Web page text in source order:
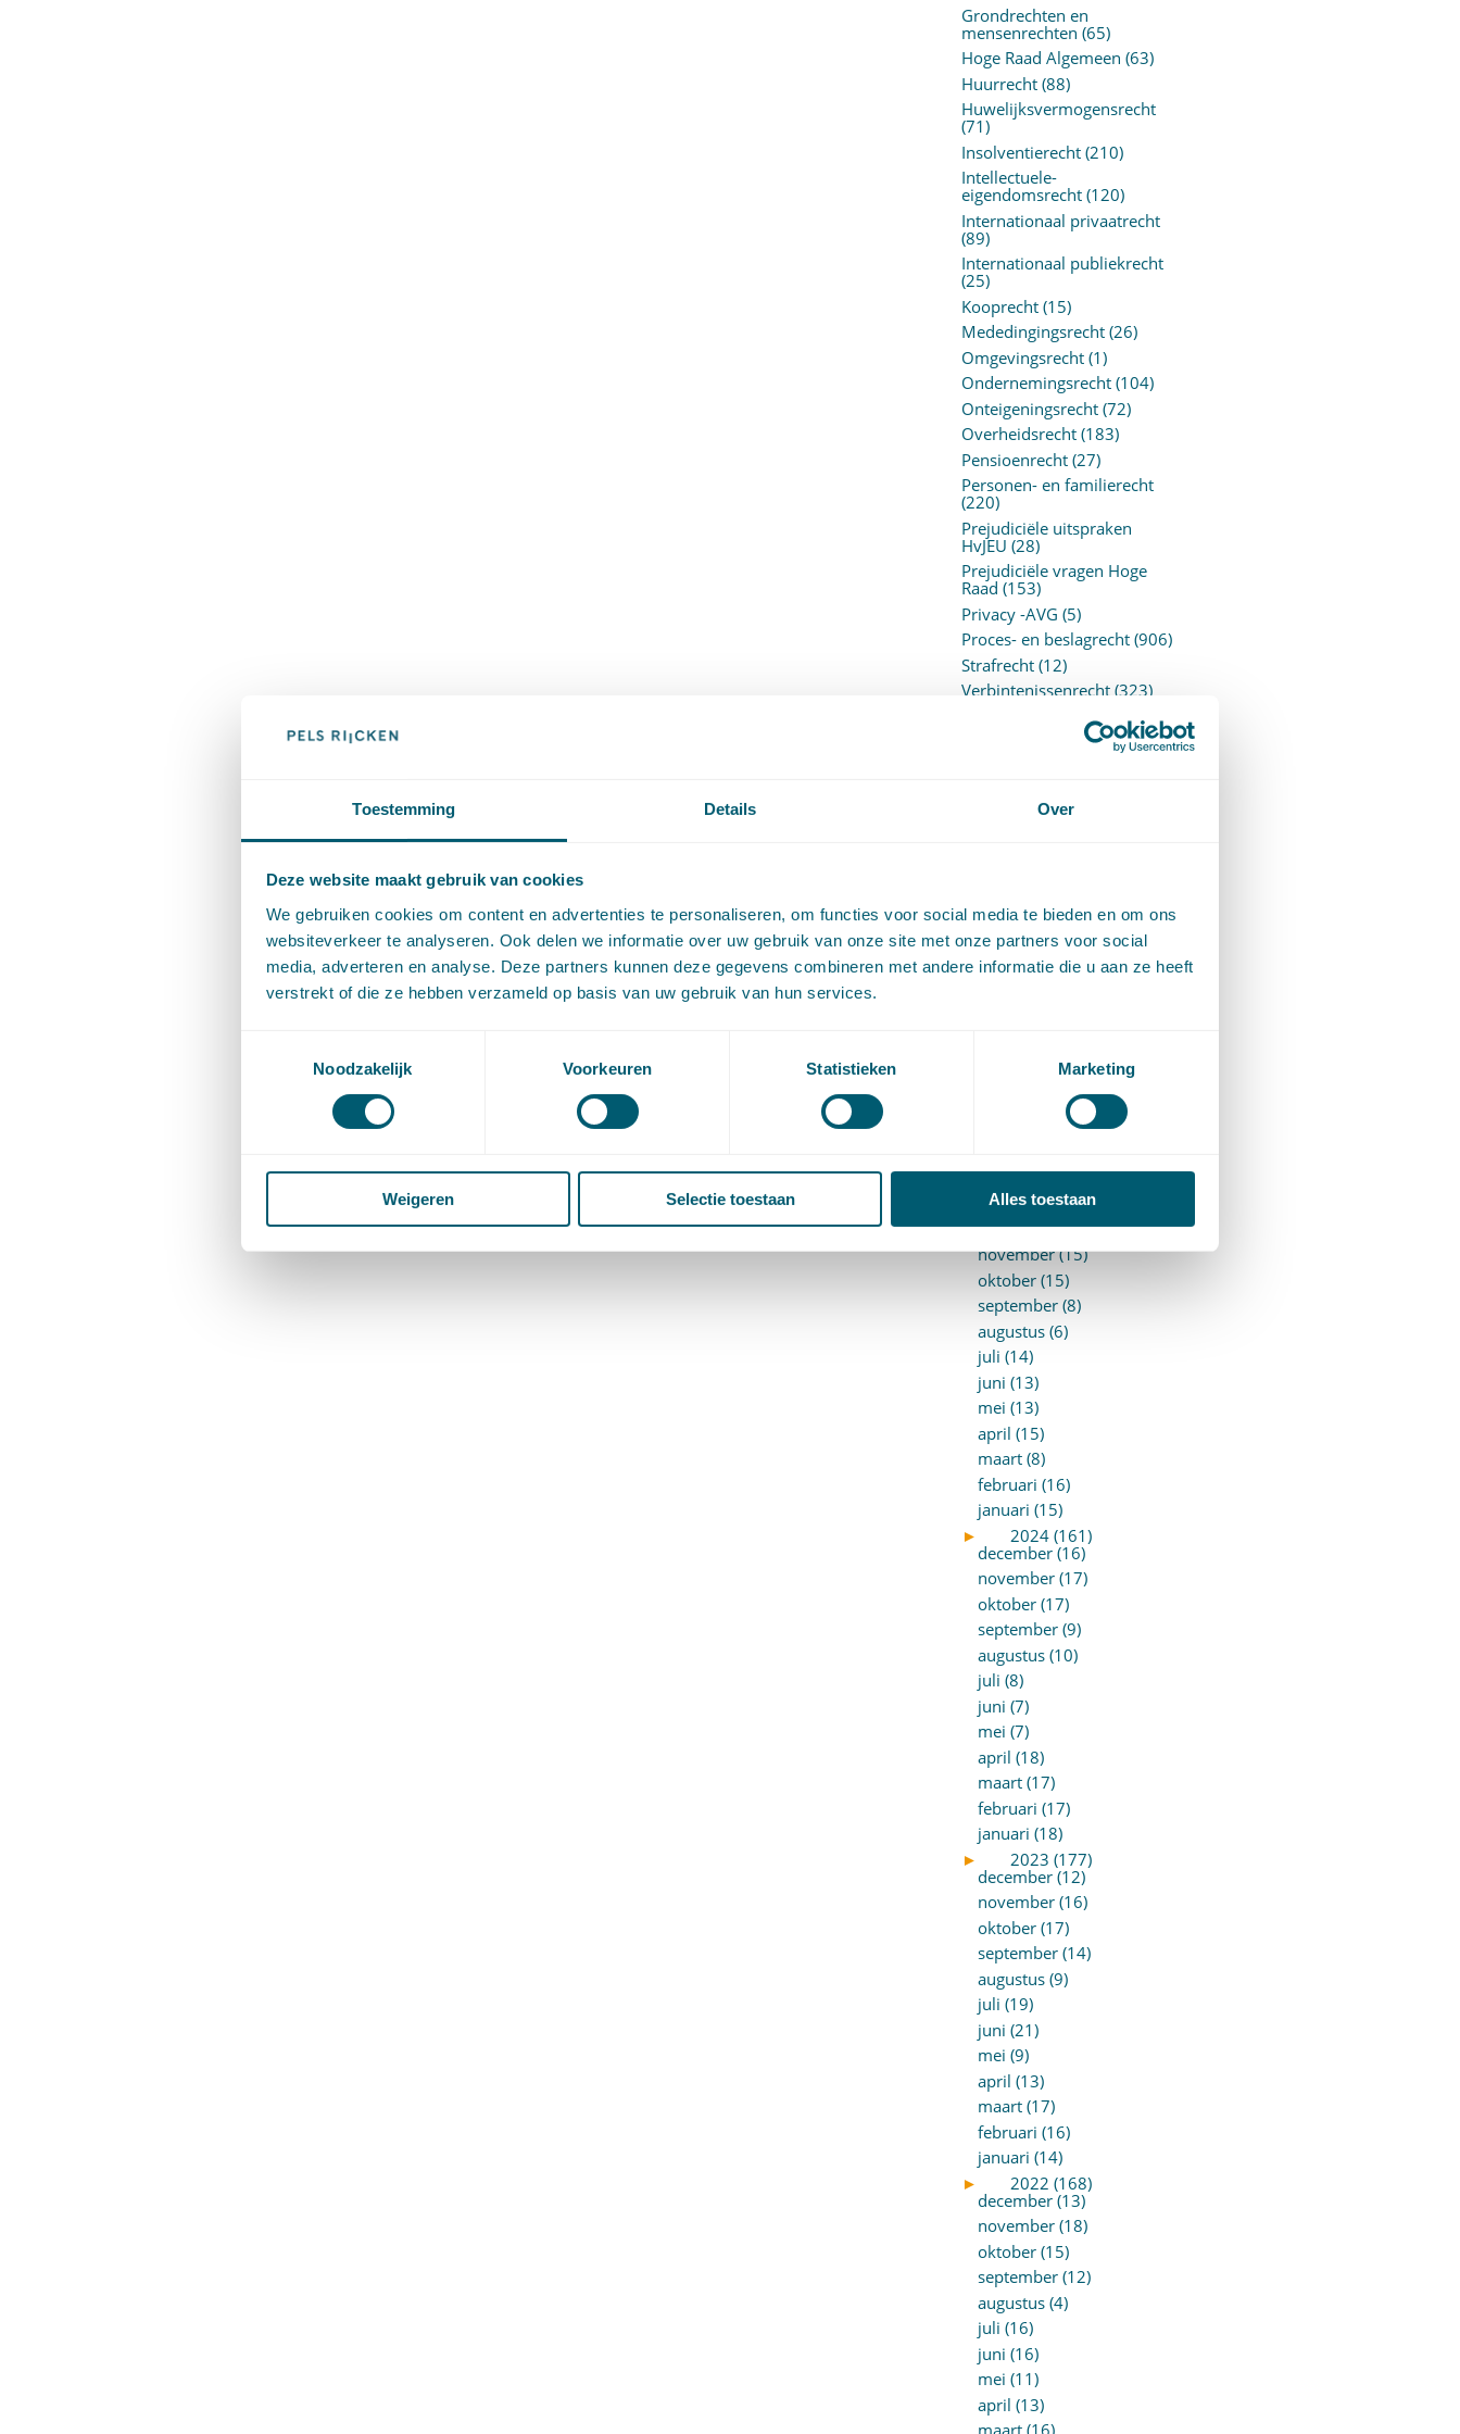
Toestemming Details Over
Deze website maakt gebruik van cookies
We gebruiken cookies om content en advertenties te personaliseren, om functies voor social media te bieden en om ons
websiteverkeer te analyseren. Ook delen we informatie over uw gebruik van onze site met onze partners voor social
media, adverteren en analyse. Deze partners kunnen deze gegevens combineren met andere informatie die u aan ze heeft
verstrekt of die ze hebben verzameld op basis van uw gebruik van hun services.
Noodzakelijk
Voorkeuren Statistieken Marketing
Weigeren Selectie toestaan Alles toestaan
Grondrechten en
mensenrechten (65)
Hoge Raad Algemeen (63)
Huurrecht(88)
Huwelijksvermogensrecht
(71)
Insolventierecht(210)
Intellectuele-
eigendomsrecht(120)
Internationaal privaatrecht
(89)
Internationaal publiekrecht
(25)
Kooprecht(15)
Mededingingsrecht(26)
Omgevingsrecht(1)
Ondernemingsrecht(104)
Onteigeningsrecht(72)
Overheidsrecht(183)
Pensioenrecht(27)
Personen- en familierecht
(220)
Prejudiciële uitspraken
HvJEU (28)
Prejudiciële vragen Hoge
Raad (153)
Privacy -AVG (5)
Proces- en beslagrecht(906)
Strafrecht(12)
Verbintenissenrecht(323)
Vermogensrecht algemeen
Wetgeving
ARCHIEF
2025 (153)
december (15)
november (15)
oktober (15)
september (8)
augustus (6)
juli (14)
juni (13)
mei (13)
april (15)
maart (8)
februari (16)
januari (15)
►
2024 (161)
december (16)
november (17)
oktober (17)
september (9)
augustus (10)
juli (8)
juni (7)
mei (7)
april (18)
maart (17)
februari (17)
januari (18)
►
2023 (177)
december (12)
november (16)
oktober (17)
september (14)
augustus (9)
juli (19)
juni (21)
mei (9)
april (13)
maart (17)
februari (16)
januari (14)
►
2022 (168)
december (13)
november (18)
oktober (15)
september (12)
augustus (4)
juli (16)
juni (16)
mei (11)
april (13)
maart (16)